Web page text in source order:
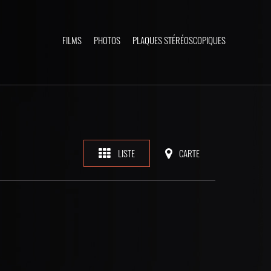
FILMS PHOTOS PLAQUES STÉRÉOSCOPIQUES
LISTE CARTE